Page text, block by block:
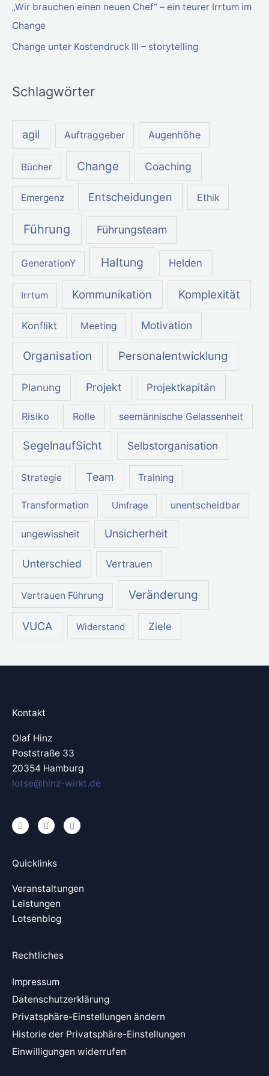
:
„Wir brauchen einen neuen Chef“ – ein teurer Irrtum im
Change
Change unter Kostendruck III – storytelling
Schlagwörter
agil Auftraggeber Augenhöhe
Bücher Change Coaching
Emergenz Entscheidungen Ethik
Führung Führungsteam
GenerationY Haltung Helden
Irrtum Kommunikation Komplexität
Konflikt Meeting Motivation
Organisation Personalentwicklung
Planung Projekt Projektkapitän
Risiko Rolle seemännische Gelassenheit
SegelnaufSicht Selbstorganisation
Strategie Team Training
Transformation Umfrage unentscheidbar
ungewissheit Unsicherheit
Unterschied Vertrauen
Vertrauen Führung Veränderung
VUCA Widerstand Ziele
Kontakt
Olaf Hinz
Poststraße 33
20354 Hamburg
lotse@hinz-wirkt.de
L
i
n
d
X
i
n
Y
o
u
Quicklinks
Veranstaltungen
Leistungen
Lotsenblog
Rechtliches
Impressum
Datenschutzerklärung
Privatsphäre-Einstellungen ändern
Historie der Privatsphäre-Einstellungen
Einwilligungen widerrufen